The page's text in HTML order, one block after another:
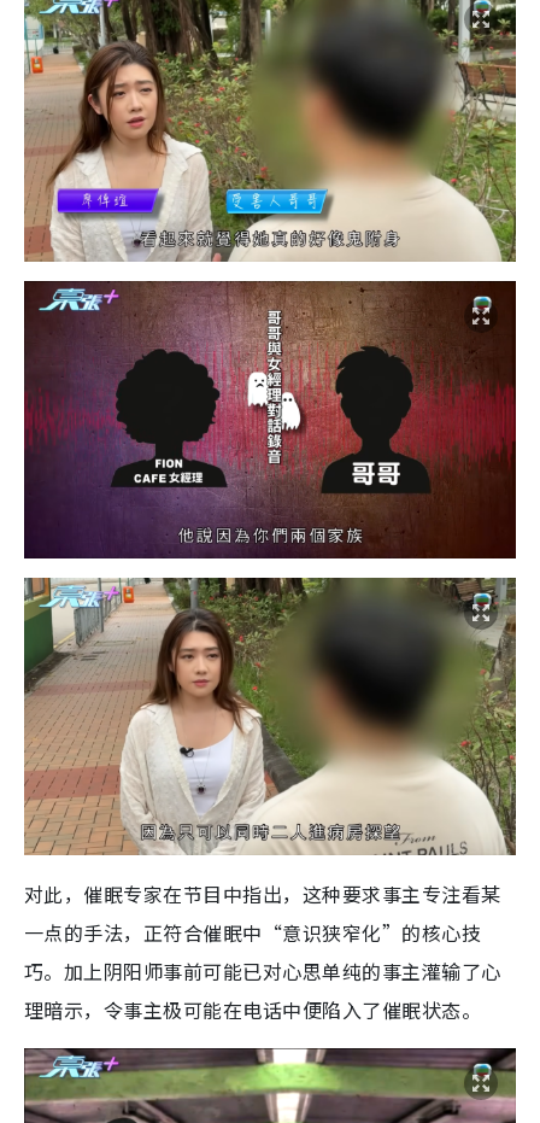
对此，催眠专家在节目中指出，这种要求事主专注看某
一点的手法，正符合催眠中“意识狭窄化”的核心技
巧。加上阴阳师事前可能已对心思单纯的事主灌输了心
理暗示，令事主极可能在电话中便陷入了催眠状态。